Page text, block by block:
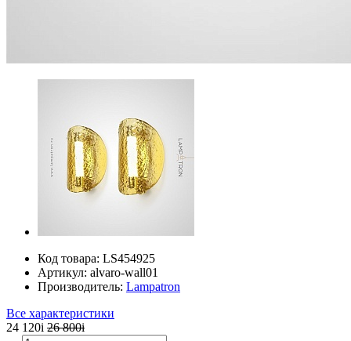
Код товара: LS454925
Артикул: alvaro-wall01
Производитель: Lampatron
Все характеристики
24 120i 26 800i